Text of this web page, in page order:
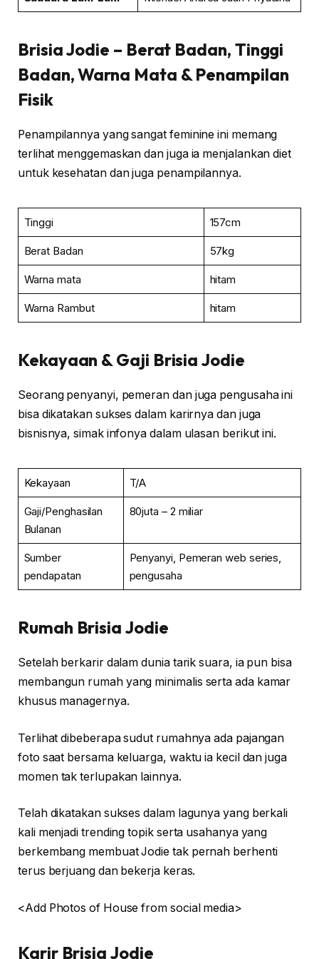
Brisia Jodie – Berat Badan, Tinggi
Badan, Warna Mata & Penampilan
Fisik
Penampilannya yang sangat feminine ini memang
terlihat menggemaskan dan juga ia menjalankan diet
untuk kesehatan dan juga penampilannya.
Tinggi 157cm
Berat Badan 57kg
Warna mata hitam
Warna Rambut hitam
Kekayaan & Gaji Brisia Jodie
Seorang penyanyi, pemeran dan juga pengusaha ini
bisa dikatakan sukses dalam karirnya dan juga
bisnisnya, simak infonya dalam ulasan berikut ini.
Kekayaan T/A
Gaji/Penghasilan
Bulanan
80juta – 2 miliar
Sumber
pendapatan
Penyanyi, Pemeran web series,
pengusaha
Rumah Brisia Jodie
Setelah berkarir dalam dunia tarik suara, ia pun bisa
membangun rumah yang minimalis serta ada kamar
khusus managernya.
Terlihat dibeberapa sudut rumahnya ada pajangan
foto saat bersama keluarga, waktu ia kecil dan juga
momen tak terlupakan lainnya.
Telah dikatakan sukses dalam lagunya yang berkali
kali menjadi trending topik serta usahanya yang
berkembang membuat Jodie tak pernah berhenti
terus berjuang dan bekerja keras.
<Add Photos of House from social media>
Karir Brisia Jodie